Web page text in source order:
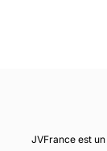
JVFrance est